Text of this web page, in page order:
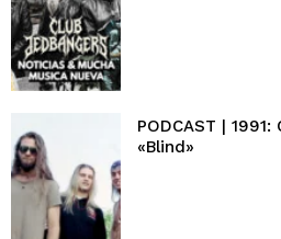
PODCAST |
«Blind»